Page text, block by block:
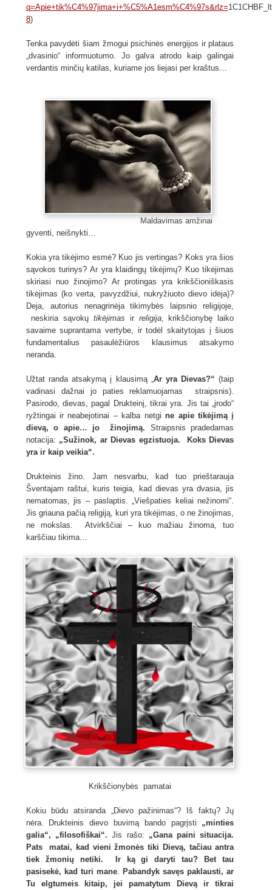
q=Apie+tik%C4%97jima+i+%C5%A1esm%C4%97s&rlz=
8)
Tenka pavydėti šiam žmogui psichinės energijos ir plataus
„dvasinio“ informuotumo. Jo galva atrodo kaip galingai
verdantis minčių katilas, kuriame jos liejasi per kraštus…
Maldavimas amžinai
gyventi, neišnykti…
Kokia yra tikėjimo esmė? Kuo jis vertingas? Koks yra šios
sąvokos turinys? Ar yra klaidingų tikėjimų? Kuo tikėjimas
skiriasi nuo žinojimo? Ar protingas yra krikščioniškasis
tikėjimas (ko verta, pavyzdžiui, nukryžiuoto dievo idėja)?
Deja, autorius nenagrinėja tikimybės laipsnio religijoje,
neskiria sąvokų tikėjimas ir religija, krikščionybę laiko
savaime suprantama vertybe, ir todėl skaitytojas į šiuos
fundamentalius pasaulėžiūros klausimus atsakymo
neranda.
Užtat randa atsakymą į klausimą „Ar yra Dievas?“ (taip
vadinasi dažnai jo paties reklamuojamas straipsnis).
Pasirodo, dievas, pagal Drukteinį, tikrai yra. Jis tai „įrodo“
ryžtingai ir neabejotinai – kalba netgine apie tikėjimą į
dievą, o apie… jo žinojimą. Straipsnis pradedamas
notacija: „Sužinok, ar Dievas egzistuoja. Koks Dievas
yra ir kaip veikia“.
Drukteinis žino. Jam nesvarbu, kad tuo prieštarauja
Šventajam raštui, kuris teigia, kad dievas yra dvasia, jis
nematomas, jis – paslaptis. „Viešpaties keliai nežinomi“.
Jis griauna pačią religiją, kuri yra tikėjimas, o ne žinojimas,
ne mokslas. Atvirkščiai – kuo mažiau žinoma, tuo
karščiau tikima…
Krikščionybės pamatai
Kokiu būdu atsiranda „Dievo pažinimas“? Iš faktų? Jų
nėra. Drukteinis dievo buvimą bando pagrįsti „minties
galia“, „filosofiškai“.Jis rašo: „Gana paini situacija.
Pats matai, kad vieni žmonės tiki Dievą, tačiau antra
tiek žmonių netiki. Ir ką gi daryti tau?
Bet tau
pasisekė, kad turi mane.
Pabandyk savęs paklausti, ar
Tu elgtumeis kitaip, jei pamatytum Dievą ir tikrai